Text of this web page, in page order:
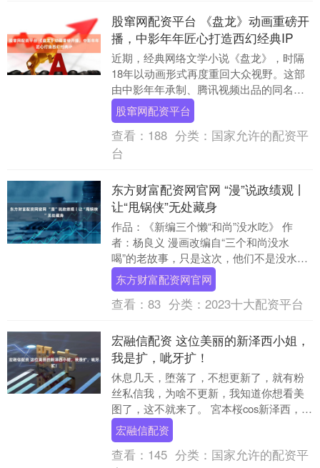
股窜网配资平台 《盘龙》动画重磅开
播，中影年年匠心打造西幻经典IP
近期，经典网络文学小说《盘龙》，时隔
18年以动画形式再度重回大众视野。这部
由中影年年承制、腾讯视频出品的同名改
编动画，开播前夕预约量突破100万，上线
后热度突破....
股窜网配资平台
查看： 188 分类： 国家允许的配资平
台
东方财富配资网官网 “漫”说政绩观丨
让“甩锅侠”无处藏身
作品：《新编三个懒“和尚”没水吃》 作
者：杨良义 漫画改编自“三个和尚没水
喝”的老故事，只是这次，他们不是没水
喝，而是对着翻倒在地、写着“问题”的水
桶，互相推诿....
东方财富配资网官网
查看： 83 分类： 2023十大配资平台
宏融信配资 这位美丽的新泽西小姐，
我是扩，呲牙扩！
休息几天，堕落了，不想更新了，就有粉
丝私信我，为啥不更新，我知道你想看美
图了，这不就来了。 宮本桜cos新泽西，心
动了没。这位美丽的新泽西小姐，我是
扩，呲牙扩！....
宏融信配资
查看： 145 分类： 国家允许的配资平